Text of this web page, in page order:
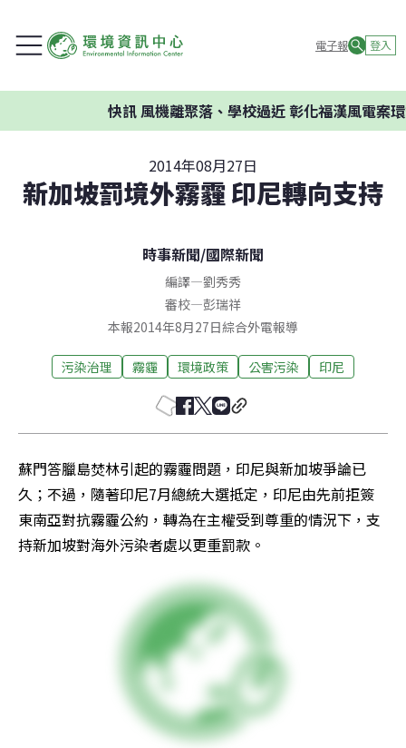
電子報 登入
快訊風機離聚落、學校過近 彰化福漢風電案環委
2014年08月27日
新加坡罰境外霧霾 印尼轉向支持
時事新聞/國際新聞
編譯—劉秀秀
審校—彭瑞祥
本報2014年8月27日綜合外電報導
污染治理 霧霾 環境政策 公害污染 印尼
蘇門答臘島焚林引起的霧霾問題，印尼與新加坡爭論已
久；不過，隨著印尼7月總統大選抵定，印尼由先前拒簽
東南亞對抗霧霾公約，轉為在主權受到尊重的情況下，支
持新加坡對海外污染者處以更重罰款。